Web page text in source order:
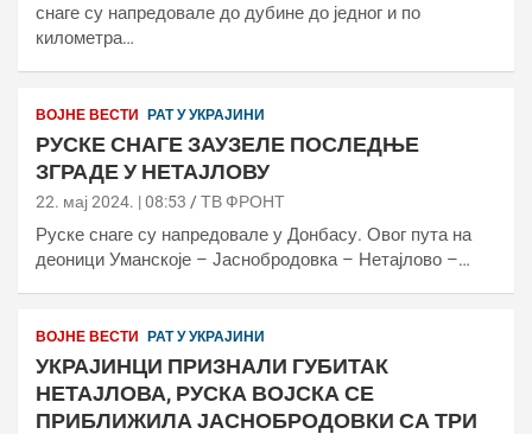
снаге су напредовале до дубине до једног и по
километра…
ВОЈНЕ ВЕСТИ РАТ У УКРАЈИНИ
РУСКЕ СНАГЕ ЗАУЗЕЛЕ ПОСЛЕДЊЕ
ЗГРАДЕ У НЕТАЈЛОВУ
22. мај 2024. | 08:53 ТВ ФРОНТ
Руске снаге су напредовале у Донбасу. Овог пута на
деоници Уманскоје – Јаснобродовка – Нетајлово –…
ВОЈНЕ ВЕСТИ РАТ У УКРАЈИНИ
УКРАЈИНЦИ ПРИЗНАЛИ ГУБИТАК
НЕТАЈЛОВА, РУСКА ВОЈСКА СЕ
ПРИБЛИЖИЛА ЈАСНОБРОДОВКИ СА ТРИ